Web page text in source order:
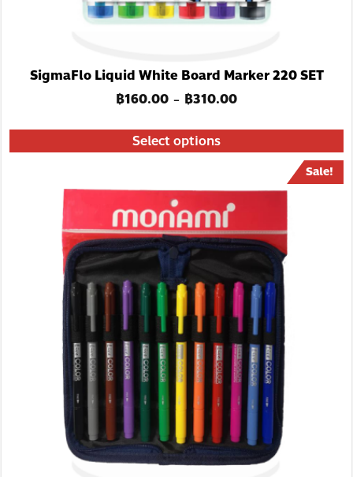
SigmaFlo Liquid White Board Marker 220 SET
฿160.00 – ฿310.00
Select options
Sale!